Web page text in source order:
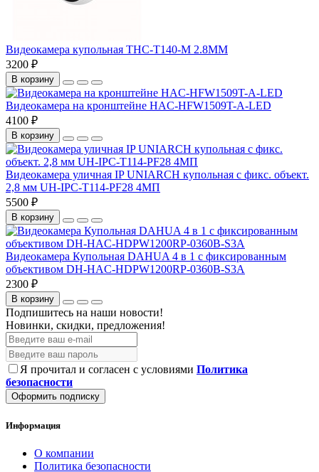
Видеокамера купольная THC-T140-M 2.8MM
3200 ₽
В корзину
Видеокамера на кронштейне HAC-HFW1509T-A-LED
4100 ₽
В корзину
Видеокамера уличная IP UNIARCH купольная с фикс. объект.
2,8 мм UH-IPC-T114-PF28 4МП
5500 ₽
В корзину
Видеокамера Купольная DAHUA 4 в 1 с фиксированным
объективом DH-HAC-HDPW1200RP-0360B-S3A
2300 ₽
В корзину
Подпишитесь на наши новости!
Новинки, скидки, предложения!
Я прочитал и согласен с условиями Политика
безопасности
Оформить подписку
Информация
О компании
Политика безопасности